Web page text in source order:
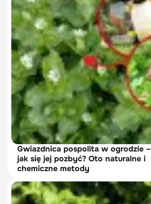
Gwiazdnica pospolita w ogrodzie –
jak się jej pozbyć? Oto naturalne i
chemiczne metody